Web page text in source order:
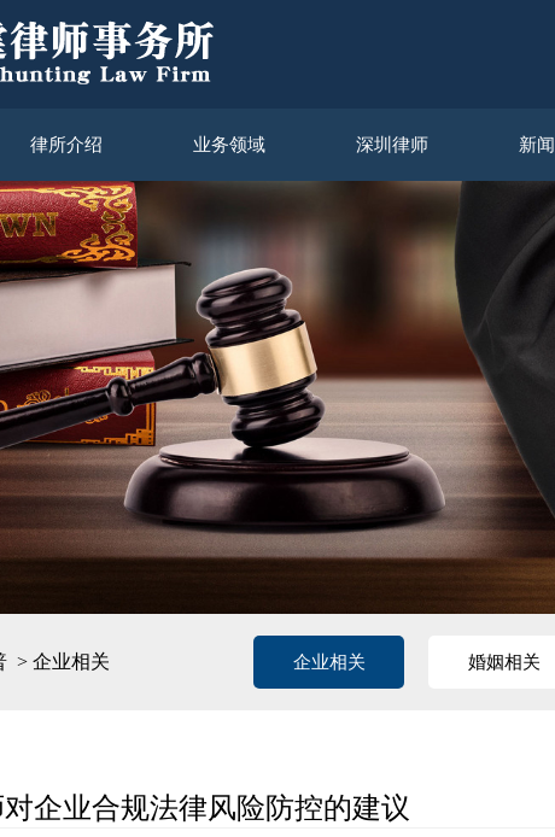
律所介绍 业务领域 深圳律师 新
> 企业相关 企业相关 婚姻相关
企业合规法律风险防控的建议